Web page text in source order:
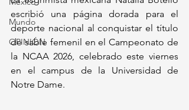
Mundo
OPINIÓN
escribió una página dorada para el
deporte nacional al conquistar el título
de sable femenil en el Campeonato de
la NCAA 2026, celebrado este viernes
en el campus de la Universidad de
Notre Dame.